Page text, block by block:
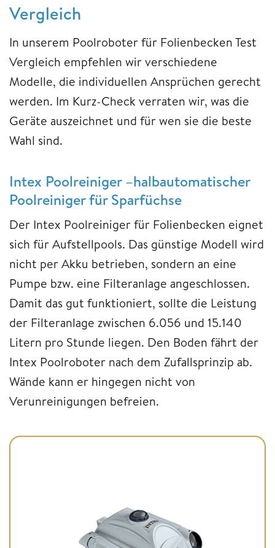
Vergleich
In unserem Poolroboter für Folienbecken Test
Vergleich empfehlen wir verschiedene
Modelle, die individuellen Ansprüchen gerecht
werden. Im Kurz-Check verraten wir, was die
Geräte auszeichnet und für wen sie die beste
Wahl sind.
Intex Poolreiniger –halbautomatischer
Poolreiniger für Sparfüchse
Der Intex Poolreiniger für Folienbecken eignet
sich für Aufstellpools. Das günstige Modell wird
nicht per Akku betrieben, sondern an eine
Pumpe bzw. eine Filteranlage angeschlossen.
Damit das gut funktioniert, sollte die Leistung
der Filteranlage zwischen 6.056 und 15.140
Litern pro Stunde liegen. Den Boden fährt der
Intex Poolroboter nach dem Zufallsprinzip ab.
Wände kann er hingegen nicht von
Verunreinigungen befreien.